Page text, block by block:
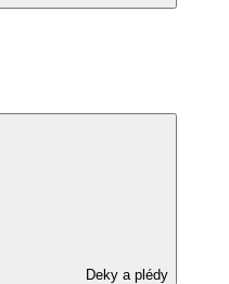
Deky a plédy